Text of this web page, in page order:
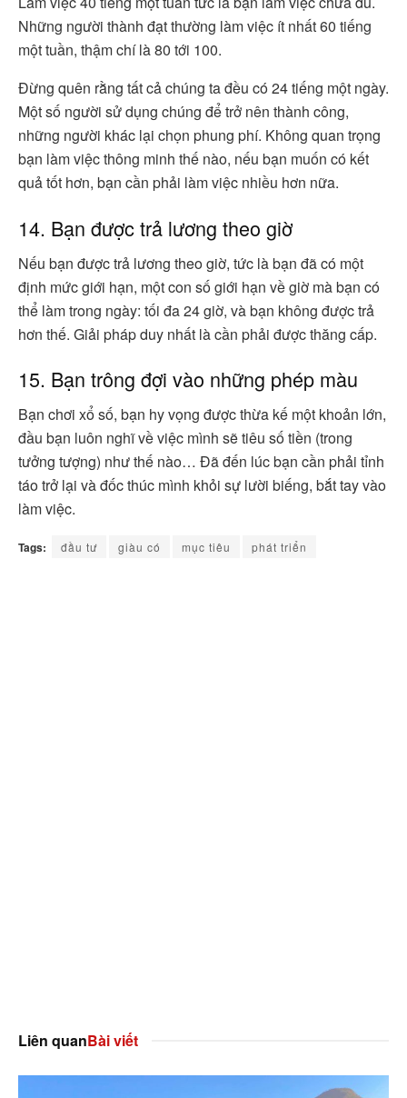
Những người thành đạt thường làm việc ít nhất 60 tiếng
một tuần, thậm chí là 80 tới 100.
Đừng quên rằng tất cả chúng ta đều có 24 tiếng một ngày.
Một số người sử dụng chúng để trở nên thành công,
những người khác lại chọn phung phí. Không quan trọng
bạn làm việc thông minh thế nào, nếu bạn muốn có kết
quả tốt hơn, bạn cần phải làm việc nhiều hơn nữa.
14. Bạn được trả lương theo giờ
Nếu bạn được trả lương theo giờ, tức là bạn đã có một
định mức giới hạn, một con số giới hạn về giờ mà bạn có
thể làm trong ngày: tối đa 24 giờ, và bạn không được trả
hơn thế. Giải pháp duy nhất là cần phải được thăng cấp.
15. Bạn trông đợi vào những phép màu
Bạn chơi xổ số, bạn hy vọng được thừa kế một khoản lớn,
đầu bạn luôn nghĩ về việc mình sẽ tiêu số tiền (trong
tưởng tượng) như thế nào… Đã đến lúc bạn cần phải tỉnh
táo trở lại và đốc thúc mình khỏi sự lười biếng, bắt tay vào
làm việc.
Tags: đầu tư giàu có mục tiêu phát triển
Liên quanBài viết